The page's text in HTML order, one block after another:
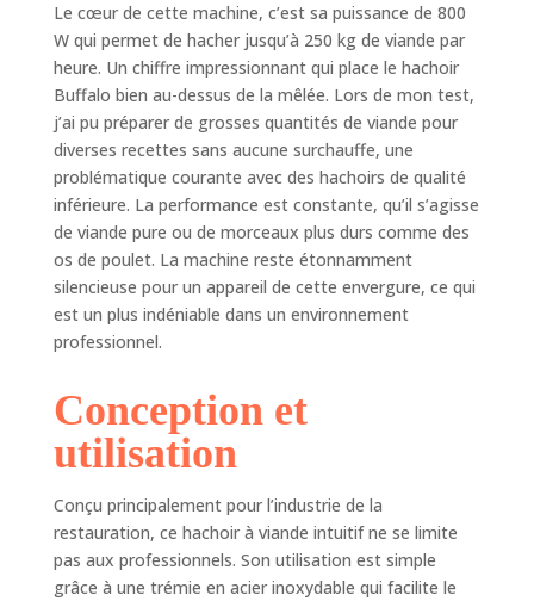
CONSTRUCTION
DURABLE : Fabriqué
à partir de
matériaux en
aluminium et en
acier inoxydable de
haute qualité, ce
garantit des
performances
durables et une
résistance à la
corrosion HACHAGE
en acier inoxydable,
bac d'alimentation,
ce hachoir produit
des résultats
constants pour
répondre aux
Le cœur de cette machine, c’est sa puissance de 800
W qui permet de hacher jusqu’à 250 kg de viande par
heure. Un chiffre impressionnant qui place le hachoir
Buffalo bien au-dessus de la mêlée. Lors de mon test,
j’ai pu préparer de grosses quantités de viande pour
diverses recettes sans aucune surchauffe, une
problématique courante avec des hachoirs de qualité
inférieure. La performance est constante, qu’il s’agisse
de viande pure ou de morceaux plus durs comme des
os de poulet. La machine reste étonnamment
silencieuse pour un appareil de cette envergure, ce qui
est un plus indéniable dans un environnement
professionnel.
Conception et
utilisation
Conçu principalement pour l’industrie de la
restauration, ce hachoir à viande intuitif ne se limite
pas aux professionnels. Son utilisation est simple
grâce à une trémie en acier inoxydable qui facilite le